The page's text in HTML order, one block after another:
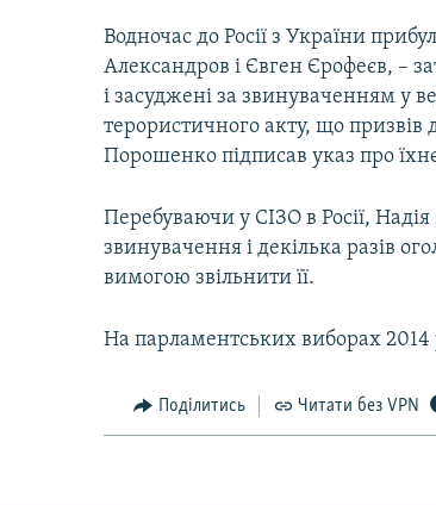
Водночас до Росії з України
Александров і Євген Єрофеєв, –
і засуджені за звинуваченням у
терористичного акту, що
Порошенко підписав указ про
Перебуваючи у СІЗО в Росії,
звинувачення і декілька разів
вимогою звільнити її.
На парламентських виборах 2014
Поділитись Читати без VPN